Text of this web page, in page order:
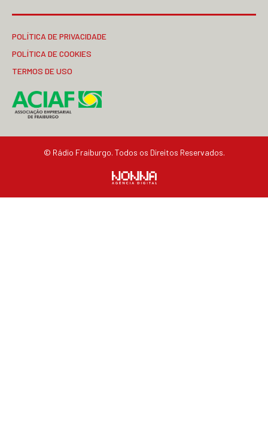
POLÍTICA DE PRIVACIDADE
POLÍTICA DE COOKIES
TERMOS DE USO
© Rádio Fraiburgo. Todos os Direitos Reservados.